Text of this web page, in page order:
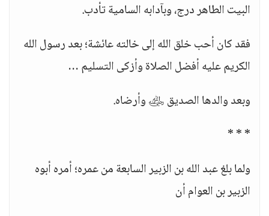
البيت الطاهر درج، وبآدابه السامية تأدب.
فقد كان أحب خلق الله إلى خالته عائشة؛ بعد رسول الله
الكريم عليه أفضل الصلاة وأزكى التسليم …
وبعد والدها الصديق ﵁ وأرضاه.
* * *
ولما بلغ عبد الله بن الزبير السابعة من عمره؛ أمره أبوه
الزبير بن العوام أن